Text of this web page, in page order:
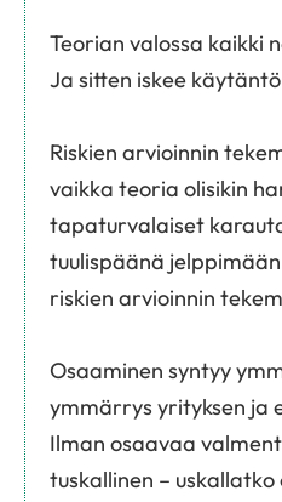
Teorian valossa kaikki
Ja sitten iskee
Riskien arvioinnin
vaikka teoria olisikin
tapaturvalaiset
tuulispäänä
riskien arvioinnin
Osaaminen syntyy
ymmärrys yrityksen ja
Ilman osaavaa
tuskallinen –